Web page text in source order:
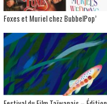
Foxes et Muriel chez BubbelPop’